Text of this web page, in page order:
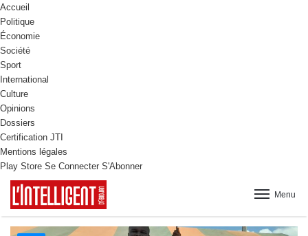
Accueil
Politique
Économie
Société
Sport
International
Culture
Opinions
Dossiers
Certification JTI
Mentions légales
Play Store Se Connecter S'Abonner
Menu